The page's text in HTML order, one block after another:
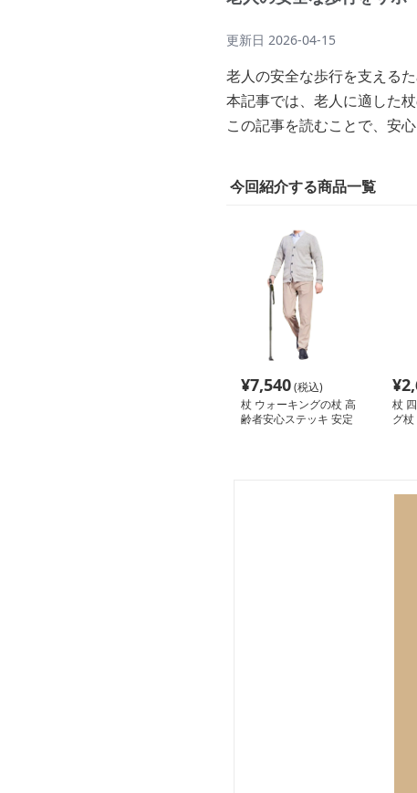
更新日 2026-04-15
老人の安全な歩行を支える
本記事では、老人に適した
この記事を読むことで、安
今回紹介する商品一覧
¥7,540(税込)
杖 ウォーキングの杖 高
齢者安心ステッキ 安定
¥
杖
グ杖